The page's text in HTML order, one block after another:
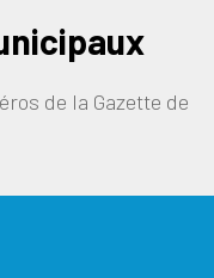
de la Gazette de